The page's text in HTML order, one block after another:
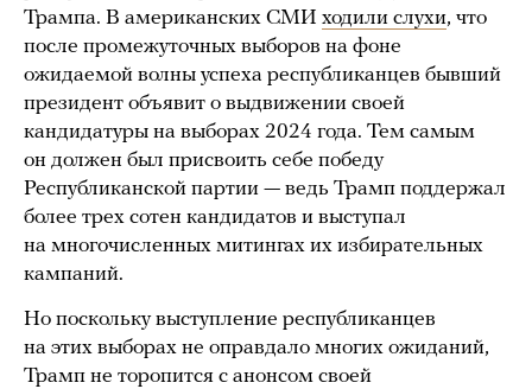
Трампа. В американских СМИ ходили слухи, что
после промежуточных выборов на фоне
ожидаемой волны успеха республиканцев бывший
президент объявит о выдвижении своей
кандидатуры на выборах 2024 года. Тем самым
он должен был присвоить себе победу
Республиканской партии — ведь Трамп поддержал
более трех сотен кандидатов и выступал
на многочисленных митингах их избирательных
кампаний.
Но поскольку выступление республиканцев
на этих выборах не оправдало многих ожиданий,
Трамп не торопится с анонсом своей